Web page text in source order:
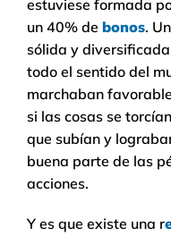
estuviese formada
un 40% de bonos.
sólida y
todo el sentido del
marchaban
si las cosas se
que subían y
buena parte de las
acciones.
Y es que existe una r